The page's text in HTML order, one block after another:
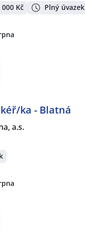
Kč Plný úvazek
ka - Blatná
a.s.